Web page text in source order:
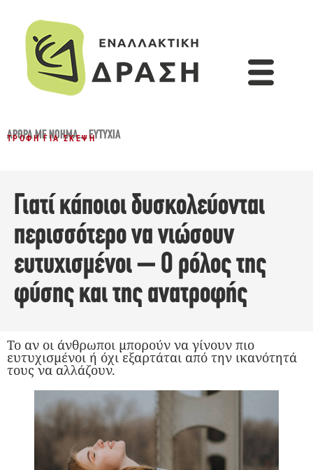
ΆΡΘΡΑ ΜΕ ΝΌΗΜΑ...,ΕΥΤΥΧΊΑ
ΤΡΟΦΉ ΓΙΑ ΣΚΈΨΗ
Γιατί κάποιοι δυσκολεύονται
περισσότερο να νιώσουν
ευτυχισμένοι – Ο ρόλος της
φύσης και της ανατροφής
Το αν οι άνθρωποι μπορούν να γίνουν πιο
ευτυχισμένοι ή όχι εξαρτάται από την ικανότητά
τους να αλλάζουν.